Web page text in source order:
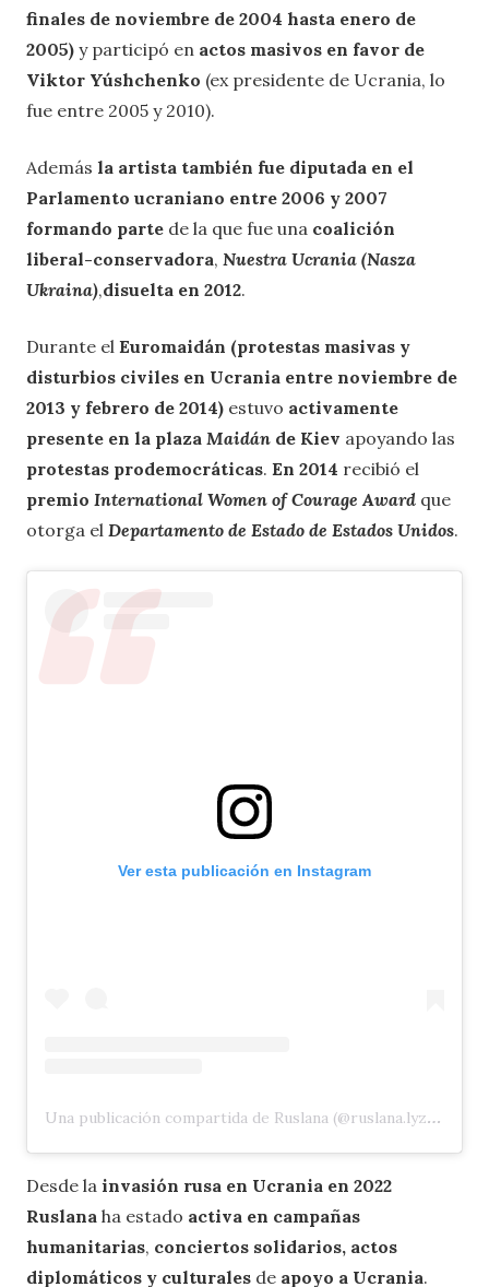
finales de noviembre de 2004 hasta enero de
2005) y participó en actos masivos en favor de
Viktor Yúshchenko (ex presidente de Ucrania, lo
fue entre 2005 y 2010).
Además la artista también fue diputada en el
Parlamento ucraniano entre 2006 y 2007
formando parte de la que fue una coalición
liberal-conservadora, Nuestra Ucrania (Nasza
Ukraina),disuelta en 2012.
Durante el Euromaidán (protestas masivas y
disturbios civiles en Ucrania entre noviembre de
2013 y febrero de 2014) estuvo activamente
presente en la plaza Maidán de Kiev apoyando las
protestas prodemocráticas. En 2014 recibió el
premio International Women of Courage Award que
otorga el Departamento de Estado de Estados Unidos.
Ver esta publicación en Instagram
Una publicación compartida de Ruslana (@ruslana.lyzhychko)
Desde la invasión rusa en Ucrania en 2022
Ruslana ha estado activa en campañas
humanitarias, conciertos solidarios, actos
diplomáticos y culturales de apoyo a Ucrania.